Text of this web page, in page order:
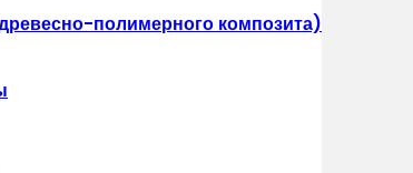
полимерного композита)